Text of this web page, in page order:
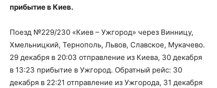
прибытие в Киев.
Поезд №229/230 «Киев – Ужгород» через Винницу,
Хмельницкий, Тернополь, Львов, Славское, Мукачево.
29 декабря в 20:03 отправление из Киева, 30 декабря
в 13:23 прибытие в Ужгород. Обратный рейс: 30
декабря в 22:21 отправление из Ужгорода, 31 декабря